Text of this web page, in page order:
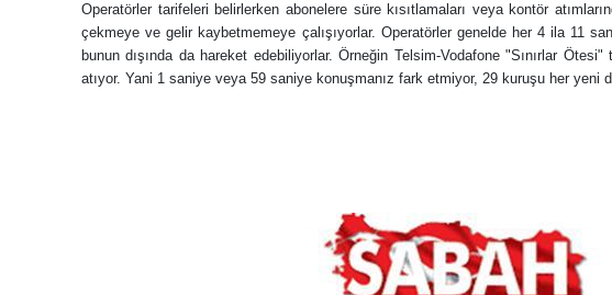
Operatörler tarifeleri belirlerken abonelere süre kısıtlamaları veya kontör
çekmeye ve gelir kaybetmemeye çalışıyorlar. Operatörler genelde her 4 ila 11
bunun dışında da hareket edebiliyorlar. Örneğin Telsim-Vodafone "Sınırlar
atıyor. Yani 1 saniye veya 59 saniye konuşmanız fark etmiyor, 29 kuruşu her yeni